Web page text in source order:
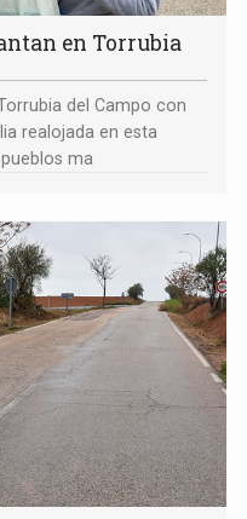
en Torrubia
del Campo con
realojada en esta
ma